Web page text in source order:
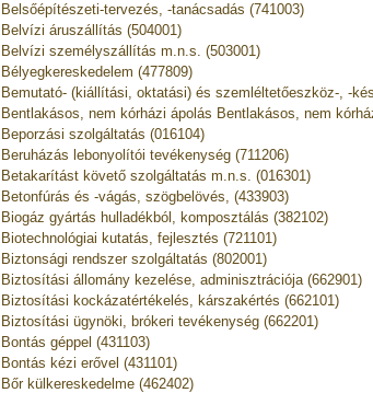
Belsőépítészeti-tervezés, -tanácsadás (741003)
Belvízi áruszállítás (504001)
Belvízi személyszállítás m.n.s. (503001)
Bélyegkereskedelem (477809)
Bemutató- (kiállítási, oktatási) és szemléltetőeszköz-, -
Bentlakásos, nem kórházi ápolás Bentlakásos, nem
Beporzási szolgáltatás (016104)
Beruházás lebonyolítói tevékenység (711206)
Betakarítást követő szolgáltatás m.n.s. (016301)
Betonfúrás és -vágás, szögbelövés, (433903)
Biogáz gyártás hulladékból, komposztálás (382102)
Biotechnológiai kutatás, fejlesztés (721101)
Biztonsági rendszer szolgáltatás (802001)
Biztosítási állomány kezelése, adminisztrációja (662901)
Biztosítási kockázatértékelés, kárszakértés (662101)
Biztosítási ügynöki, brókeri tevékenység (662201)
Bontás géppel (431103)
Bontás kézi erővel (431101)
Bőr külkereskedelme (462402)